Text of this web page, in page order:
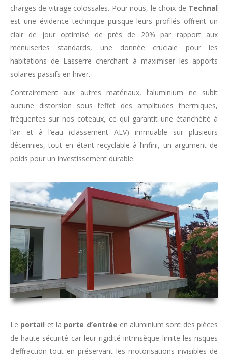
charges de vitrage colossales. Pour nous, le choix de Technal
est une évidence technique puisque leurs profilés offrent un
clair de jour optimisé de près de 20% par rapport aux
menuiseries standards, une donnée cruciale pour les
habitations de Lasserre cherchant à maximiser les apports
solaires passifs en hiver.
Contrairement aux autres matériaux, l’aluminium ne subit
aucune distorsion sous l’effet des amplitudes thermiques,
fréquentes sur nos coteaux, ce qui garantit une étanchéité à
l’air et à l’eau (classement AEV) immuable sur plusieurs
décennies, tout en étant recyclable à l’infini, un argument de
poids pour un investissement durable.
Le portail et la porte d’entrée en aluminium sont des pièces
de haute sécurité car leur rigidité intrinsèque limite les risques
d’effraction tout en préservant les motorisations invisibles de